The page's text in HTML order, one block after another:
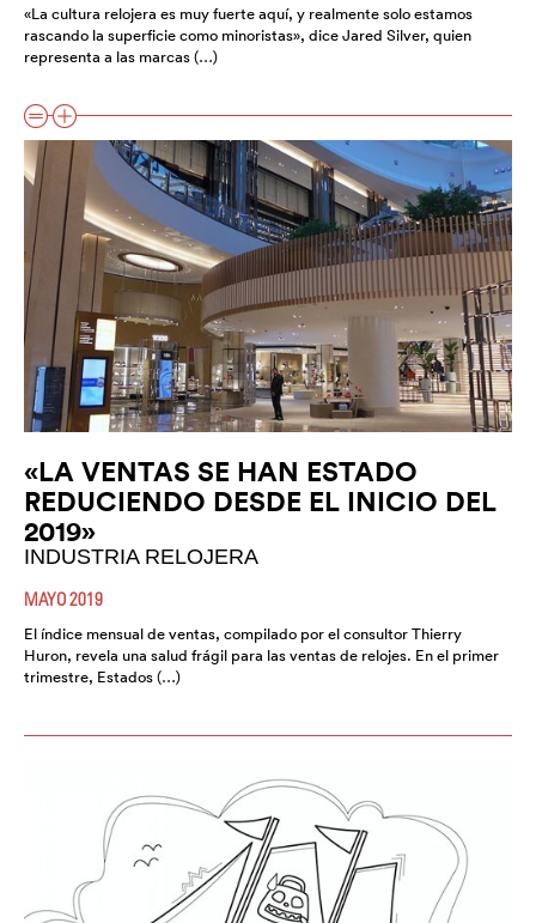
«La cultura relojera es muy fuerte aquí, y realmente solo estamos
rascando la superficie como minoristas», dice Jared Silver, quien
representa a las marcas (…)
«LA VENTAS SE HAN ESTADO
REDUCIENDO DESDE EL INICIO DEL
2019»
INDUSTRIA RELOJERA
MAYO 2019
El índice mensual de ventas, compilado por el consultor Thierry
Huron, revela una salud frágil para las ventas de relojes. En el primer
trimestre, Estados (…)